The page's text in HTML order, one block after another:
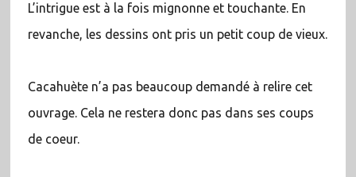
L’intrigue est à la fois mignonne et touchante. En
revanche, les dessins ont pris un petit coup de vieux.
Cacahuète n’a pas beaucoup demandé à relire cet
ouvrage. Cela ne restera donc pas dans ses coups
de coeur.